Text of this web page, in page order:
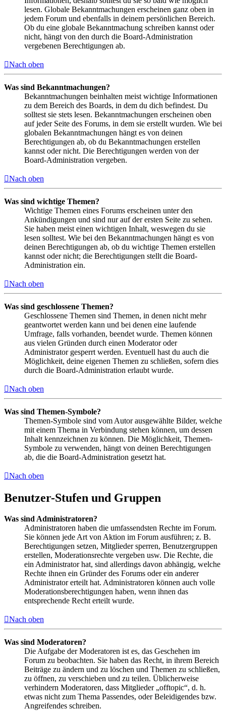
lesen. Globale Bekanntmachungen erscheinen ganz oben in
jedem Forum und ebenfalls in deinem persönlichen Bereich.
Ob du eine globale Bekanntmachung schreiben kannst oder
nicht, hängt von den durch die Board-Administration
vergebenen Berechtigungen ab.
Nach oben
Was sind Bekanntmachungen?
Bekanntmachungen beinhalten meist wichtige Informationen
zu dem Bereich des Boards, in dem du dich befindest. Du
solltest sie stets lesen. Bekanntmachungen erscheinen oben
auf jeder Seite des Forums, in dem sie erstellt wurden. Wie bei
globalen Bekanntmachungen hängt es von deinen
Berechtigungen ab, ob du Bekanntmachungen erstellen
kannst oder nicht. Die Berechtigungen werden von der
Board-Administration vergeben.
Nach oben
Was sind wichtige Themen?
Wichtige Themen eines Forums erscheinen unter den
Ankündigungen und sind nur auf der ersten Seite zu sehen.
Sie haben meist einen wichtigen Inhalt, weswegen du sie
lesen solltest. Wie bei den Bekanntmachungen hängt es von
deinen Berechtigungen ab, ob du wichtige Themen erstellen
kannst oder nicht; die Berechtigungen stellt die Board-
Administration ein.
Nach oben
Was sind geschlossene Themen?
Geschlossene Themen sind Themen, in denen nicht mehr
geantwortet werden kann und bei denen eine laufende
Umfrage, falls vorhanden, beendet wurde. Themen können
aus vielen Gründen durch einen Moderator oder
Administrator gesperrt werden. Eventuell hast du auch die
Möglichkeit, deine eigenen Themen zu schließen, sofern dies
durch die Board-Administration erlaubt wurde.
Nach oben
Was sind Themen-Symbole?
Themen-Symbole sind vom Autor ausgewählte Bilder, welche
mit einem Thema in Verbindung stehen können, um dessen
Inhalt kennzeichnen zu können. Die Möglichkeit, Themen-
Symbole zu verwenden, hängt von deinen Berechtigungen
ab, die die Board-Administration gesetzt hat.
Nach oben
Benutzer-Stufen und Gruppen
Was sind Administratoren?
Administratoren haben die umfassendsten Rechte im Forum.
Sie können jede Art von Aktion im Forum ausführen; z. B.
Berechtigungen setzen, Mitglieder sperren, Benutzergruppen
erstellen, Moderationsrechte vergeben usw. Die Rechte, die
ein Administrator hat, sind allerdings davon abhängig, welche
Rechte ihnen ein Gründer des Forums oder ein anderer
Administrator erteilt hat. Administratoren können auch volle
Moderationsberechtigungen haben, wenn ihnen das
entsprechende Recht erteilt wurde.
Nach oben
Was sind Moderatoren?
Die Aufgabe der Moderatoren ist es, das Geschehen im
Forum zu beobachten. Sie haben das Recht, in ihrem Bereich
Beiträge zu ändern und zu löschen und Themen zu schließen,
zu öffnen, zu verschieben und zu teilen. Üblicherweise
verhindern Moderatoren, dass Mitglieder „offtopic“, d. h.
etwas nicht zum Thema Passendes, oder Beleidigendes bzw.
Angreifendes schreiben.